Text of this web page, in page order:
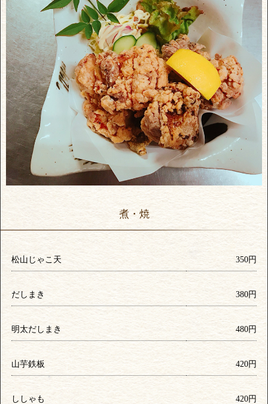
煮・焼
松山じゃこ天 350円
だしまき 380円
明太だしまき 480円
山芋鉄板 420円
ししゃも 420円